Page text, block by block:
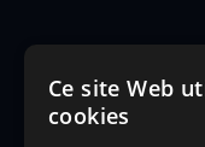
Ce site Web
cookies